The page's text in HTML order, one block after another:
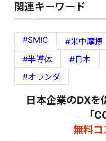
関連キーワード
#SMIC #米中摩擦
#半導体
#日本
#オランダ
日本企業のDXを
「
無料